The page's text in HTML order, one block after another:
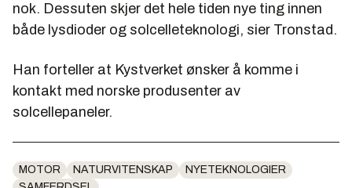
nok. Dessuten skjer det hele tiden nye ting innen
både lysdioder og solcelleteknologi, sier Tronstad.
Han forteller at Kystverket ønsker å komme i
kontakt med norske produsenter av
solcellepaneler.
MOTOR NATURVITENSKAP
NYETEKNOLOGIER